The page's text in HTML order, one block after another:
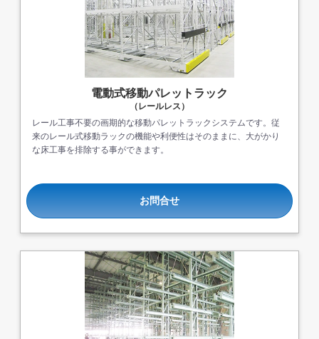
電動式移動パレットラック
（レールレス）
レール工事不要の画期的な移動パレットラックシステムです。従
来のレール式移動ラックの機能や利便性はそのままに、大がかり
な床工事を排除する事ができます。
お問合せ